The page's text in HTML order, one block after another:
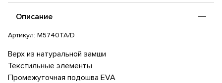
материалы разных текстур: натуральная замша, нубук,
Все это многообразие текстур выдержано в серой цветовой
гамме с оттенками разных полутонов и дополненной
классической белой промежуточной подошвой EVA в новой
форме.
Описание
Артикул: M5740TA/D
Верх из натуральной замши
Текстильные элементы
Промежуточная подошва EVA